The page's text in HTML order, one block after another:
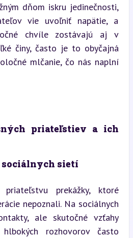
dňom iskru jedinečnosti,
vie uvoľniť napätie, a
chvíle zostávajú aj v
činy, často je to obyčajná
mlčanie, čo nás naplní
priateľstiev a ich
sociálnych sietí
prekážky, ktoré
nepoznali. Na sociálnych
ale skutočné vzťahy
rozhovorov často